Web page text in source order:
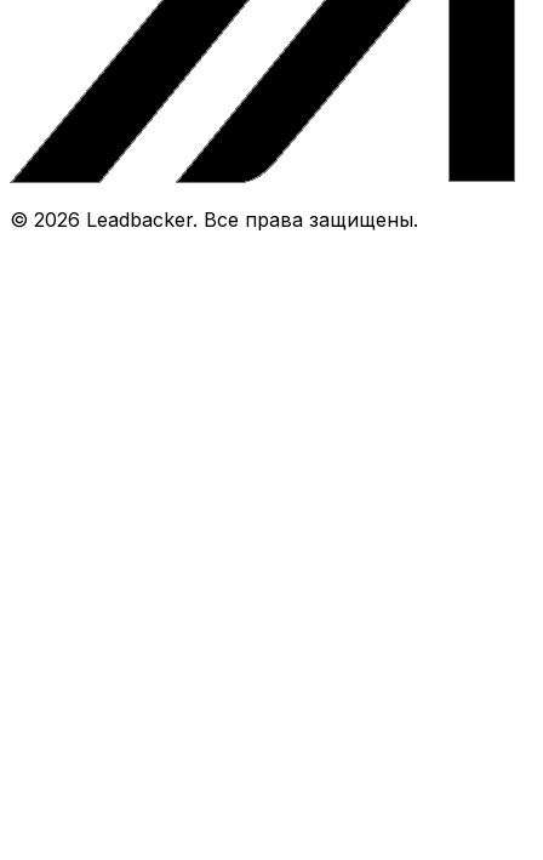
© 2026 Leadbacker. Все права защищены.